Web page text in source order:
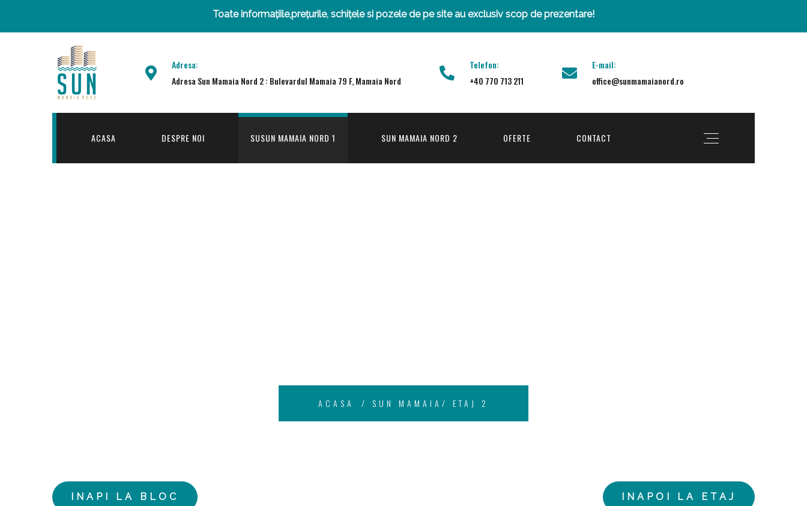
Toate informațiile,prețurile, schițele si pozele de pe site au exclusiv scop de prezentare!
Adresa:
Adresa Sun Mamaia Nord 2 : Bulevardul Mamaia 79 F, Mamaia Nord
Telefon:
+40 770 713 211
E-mail:
office@sunmamaianord.ro
ACASA DESPRE NOI SUSUN MAMAIA NORD 1 SUN MAMAIA NORD 2 OFERTE CONTACT
ACASA SUN MAMAIA/ ETAJ 2
INAPI LA BLOC INAPOI LA ETAJ